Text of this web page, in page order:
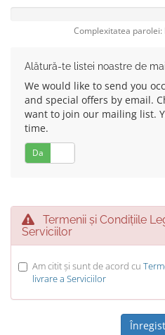
Complexitatea
Alătură-te listei noastre de mail
We would like to send you
and special offers by email.
want to join our mailing list.
time.
Da
Termenii și Condițiile
Serviciilor
Am citit și sunt de acord cu
livrare a Serviciilor